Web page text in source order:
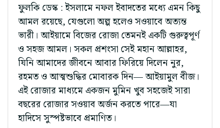
ফুলকি ডেস্ক : ইসলামে নফল ইবাদতের মধ্যে এমন কিছু
আমল রয়েছে, যেগুলো অল্প হলেও সওয়াবে অত্যন্ত
ভারী। আইয়ামে বিজের রোজা তেমনই একটি গুরুত্বপূর্ণ
ও সহজ আমল। সকল প্রশংসা সেই মহান আল্লাহর,
যিনি আমাদের জীবনে আবার ফিরিয়ে দিলেন নুর,
রহমত ও আত্মশুদ্ধির মোবারক দিন— আইয়ামুল বীজ।
এই রোজার মাধ্যমে একজন মুমিন খুব সহজেই সারা
বছরের রোজার সওয়াব অর্জন করতে পারে—যা
হাদিসে সুস্পষ্টভাবে প্রমাণিত।